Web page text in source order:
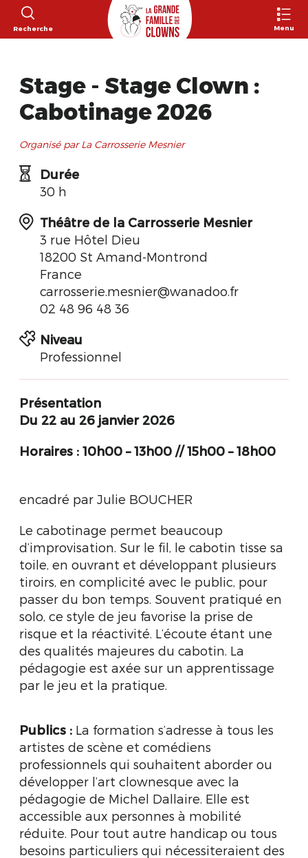
Recherche Menu
Stage - Stage Clown :
Cabotinage 2026
Organisé par La Carrosserie Mesnier
Durée
30 h
Théâtre de la Carrosserie Mesnier
3 rue Hôtel Dieu
18200 St Amand-Montrond
France
carrosserie.mesnier@wanadoo.fr
02 48 96 48 36
Niveau
Professionnel
Présentation
Du 22 au 26 janvier 2026
Horaires : 10h00 – 13h00 // 15h00 – 18h00
encadré par Julie BOUCHER
Le cabotinage permet beaucoup
d’improvisation. Sur le fil, le cabotin tisse sa
toile, en ouvrant et développant plusieurs
tiroirs, en complicité avec le public, pour
passer du bon temps. Souvent pratiqué en
solo, ce style de jeu favorise la prise de
risque et la réactivité. L’écoute étant une
des qualités majeures du cabotin. La
pédagogie est axée sur un apprentissage
par le jeu et la pratique.
Publics : La formation s’adresse à tous les
artistes de scène et comédiens
professionnels qui souhaitent aborder ou
développer l’art clownesque avec la
pédagogie de Michel Dallaire. Elle est
accessible aux personnes à mobilité
réduite. Pour tout autre handicap ou tous
besoins particuliers qui nécessiteraient des